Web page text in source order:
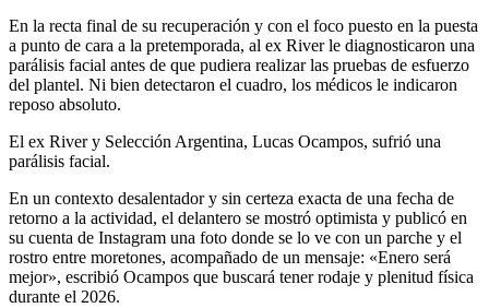
En la recta final de su recuperación y con el foco puesto en la puesta
a punto de cara a la pretemporada, al ex River le diagnosticaron una
parálisis facial antes de que pudiera realizar las pruebas de esfuerzo
del plantel. Ni bien detectaron el cuadro, los médicos le indicaron
reposo absoluto.
El ex River y Selección Argentina, Lucas Ocampos, sufrió una
parálisis facial.
En un contexto desalentador y sin certeza exacta de una fecha de
retorno a la actividad, el delantero se mostró optimista y publicó en
su cuenta de Instagram una foto donde se lo ve con un parche y el
rostro entre moretones, acompañado de un mensaje: «Enero será
mejor», escribió Ocampos que buscará tener rodaje y plenitud física
durante el 2026.